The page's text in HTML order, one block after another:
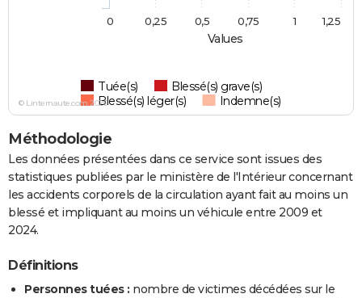
Values
Tuée(s)
Blessé(s) grave(s)
Blessé(s) léger(s)
Indemne(s)
0 1
0,25 0,5 0,75 1,25
© Linternaute.com 2026
Méthodologie
Les données présentées dans ce service sont issues des
statistiques publiées par le ministère de l'Intérieur concernant
les accidents corporels de la circulation ayant fait au moins un
blessé et impliquant au moins un véhicule entre 2009 et
2024.
Définitions
Personnes tuées : nombre de victimes décédées sur le